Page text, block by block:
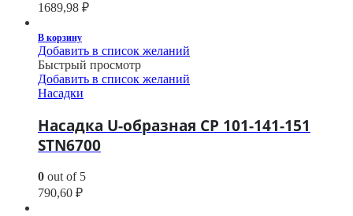
1689,98 ₽
В корзину
Добавить в список желаний
Быстрый просмотр
Добавить в список желаний
Насадки
Насадка U-образная CP 101-141-151
STN6700
0 out of 5
790,60 ₽